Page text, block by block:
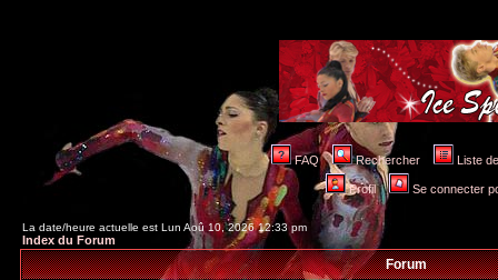
FAQ Rechercher Liste
Profil Se connecter
La date/heure actuelle est Lun Aoû 10, 2026 12:33 pm
Index du Forum
Forum